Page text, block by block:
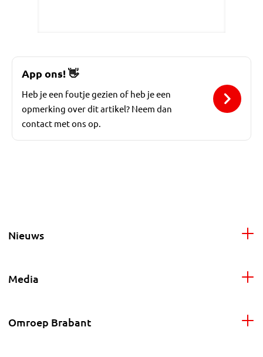
App ons!👋
Heb je een foutje gezien of heb je een
opmerking over dit artikel? Neem dan
contact met ons op.
Nieuws
Media
Omroep Brabant